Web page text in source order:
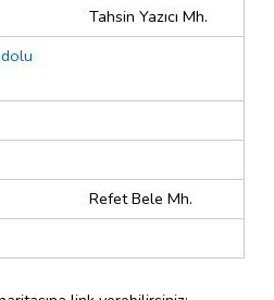
Tahsin Yazıcı Mh.
Refet Bele Mh.